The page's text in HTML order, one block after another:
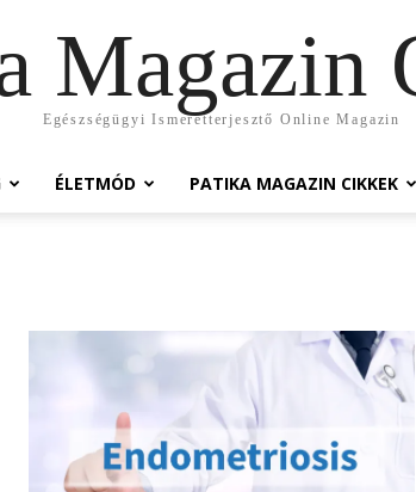
Magazin
Egészségügyi Ismeretterjesztő Online Magazin
ÉLETMÓD PATIKA MAGAZIN CIKKEK